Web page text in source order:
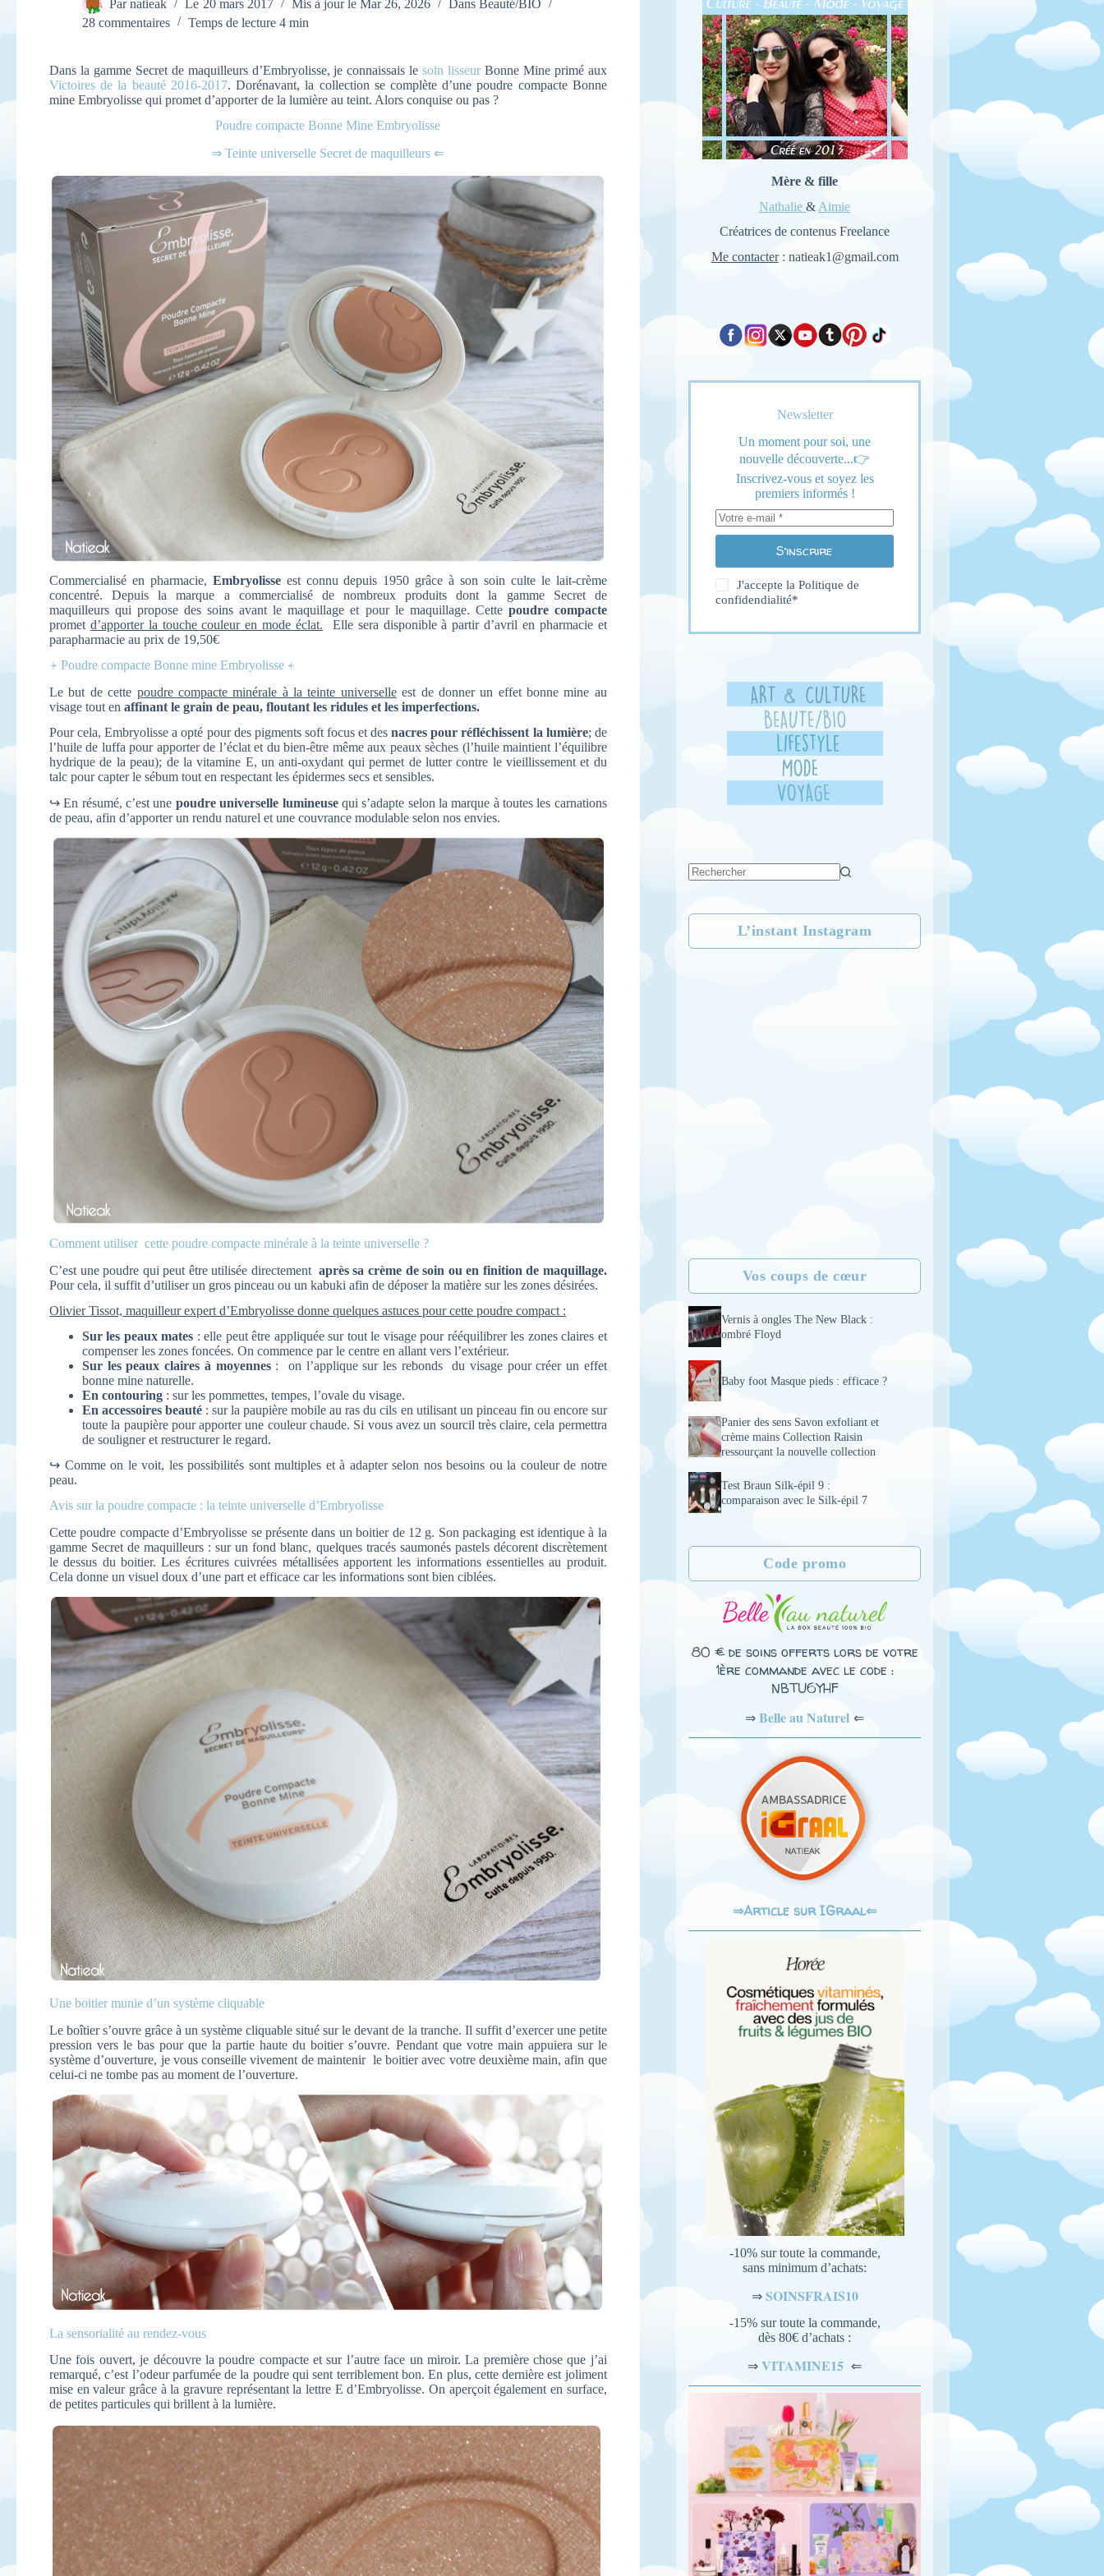
Par natieak Le 20 mars 2017 Mis à jour le Mar 26, 2026 Dans Beauté/BIO
28 commentaires
Temps de lecture 4 min
Dans la gamme Secret de maquilleurs d’Embryolisse, je connaissais le soin lisseurBonne Mine primé aux
Victoires de la beauté 2016-2017. Dorénavant, la collection se complète d’une poudre compacte Bonne
mine Embryolisse qui promet d’apporter de la lumière au teint. Alors conquise ou pas ?
Poudre compacte Bonne Mine Embryolisse
⇒ Teinte universelle Secret de maquilleurs ⇐
Commercialisé en pharmacie, Embryolisseest connu depuis 1950 grâce à son soin culte le lait-crème
concentré. Depuis la marque a commercialisé de nombreux produits dont la gamme Secret de
maquilleurs qui propose des soins avant le maquillage et pour le maquillage. Cette poudre compacte
promet d’apporter la touche couleur en mode éclat. Elle sera disponible à partir d’avril en pharmacie et
parapharmacie au prix de 19,50€
⍆ Poudre compacte Bonne mine Embryolisse ⍅
Le but de cette poudre compacte minérale à la teinte universelleest de donner un effet bonne mine au
visage tout en affinant le grain de peau, floutant les ridules et les imperfections.
Pour cela, Embryolisse a opté pour des pigments soft focus et desnacres pour réfléchissent la lumière; de
l’huile de luffa pour apporter de l’éclat et du bien-être même aux peaux sèches (l’huile maintient l’équilibre
hydrique de la peau); de la vitamine E, un anti-oxydant qui permet de lutter contre le vieillissement et du
talc pour capter le sébum tout en respectant les épidermes secs et sensibles.
↪ En résumé, c’est une poudre universelle lumineusequi s’adapte selon la marque à toutes les carnations
de peau, afin d’apporter un rendu naturel et une couvrance modulable selon nos envies.
Comment utiliser cette poudre compacte minérale à la teinte universelle ?
C’est une poudre qui peut être utilisée directement après sa crème de soin ou en finition de maquillage.
Pour cela, il suffit d’utiliser un gros pinceau ou un kabuki afin de déposer la matière sur les zones désirées.
Olivier Tissot, maquilleur expert d’Embryolisse donne quelques astuces pour cette poudre compact :
Sur les peaux mates : elle peut être appliquée sur tout le visage pour rééquilibrer les zones claires et
compenser les zones foncées. On commence par le centre en allant vers l’extérieur.
Sur les peaux claires à moyennes: on l’applique sur les rebonds du visage pour créer un effet
bonne mine naturelle.
En contouring : sur les pommettes, tempes, l’ovale du visage.
En accessoires beauté : sur la paupière mobile au ras du cils en utilisant un pinceau fin ou encore sur
toute la paupière pour apporter une couleur chaude. Si vous avez un sourcil très claire, cela permettra
de souligner et restructurer le regard.
↪ Comme on le voit, les possibilités sont multiples et à adapter selon nos besoins ou la couleur de notre
peau.
Avis sur la poudre compacte : la teinte universelle d’Embryolisse
Cette poudre compacte d’Embryolisse se présente dans un boitier de 12 g. Son packaging est identique à la
gamme Secret de maquilleurs : sur un fond blanc, quelques tracés saumonés pastels décorent discrètement
le dessus du boitier. Les écritures cuivrées métallisées apportent les informations essentielles au produit.
Cela donne un visuel doux d’une part et efficace car les informations sont bien ciblées.
Une boitier munie d’un système cliquable
Le boîtier s’ouvre grâce à un système cliquable situé sur le devant de la tranche. Il suffit d’exercer une petite
pression vers le bas pour que la partie haute du boitier s’ouvre. Pendant que votre main appuiera sur le
système d’ouverture, je vous conseille vivement de maintenir le boitier avec votre deuxième main, afin que
celui-ci ne tombe pas au moment de l’ouverture.
La sensorialité au rendez-vous
Une fois ouvert, je découvre la poudre compacte et sur l’autre face un miroir. La première chose que j’ai
remarqué, c’est l’odeur parfumée de la poudre qui sent terriblement bon. En plus, cette dernière est joliment
mise en valeur grâce à la gravure représentant la lettre E d’Embryolisse. On aperçoit également en surface,
de petites particules qui brillent à la lumière.
Mère & fille
Nathalie& Aimie
Créatrices de contenus Freelance
Me contacter: natieak1@gmail.com
Newsletter
Un moment pour soi, une
nouvelle découverte...👉
Inscrivez-vous et soyez les
premiers informés !
S’inscrire
J'accepte la Politique de
confidendialité*
L’instant Instagram
Vos coups de cœur
Vernis à ongles The New Black :
ombré Floyd
Baby foot Masque pieds : efficace ?
Panier des sens Savon exfoliant et
crème mains Collection Raisin
ressourçant la nouvelle collection
Test Braun Silk-épil 9 :
comparaison avec le Silk-épil 7
Code promo
80 € de soins offerts lors de votre
1ère commande avec le code :
NBTU6YHF
⇒Belle au Naturel ⇐
⇒Article sur IGraal⇐
-10% sur toute la commande,
sans minimum d’achats:
⇒ SOINSFRAIS10
-15% sur toute la commande,
dès 80€ d’achats :
⇒VITAMINE15 ⇐